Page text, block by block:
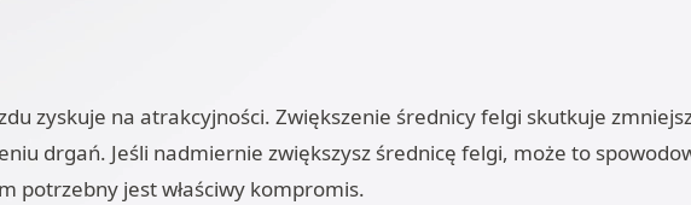
zyskuje na atrakcyjności. Zwiększenie średnicy felgi skutkuje
drgań. Jeśli nadmiernie zwiększysz średnicę felgi, może to
potrzebny jest właściwy kompromis.